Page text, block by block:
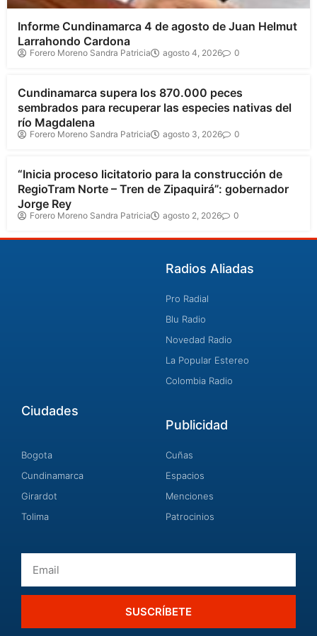
Informe Cundinamarca 4 de agosto de Juan Helmut
Larrahondo Cardona
Forero Moreno Sandra Patricia agosto 4, 2026 0
Cundinamarca
Cundinamarca supera los 870.000 peces
sembrados para recuperar las especies nativas del
río Magdalena
Forero Moreno Sandra Patricia agosto 3, 2026 0
Cundinamarca
“Inicia proceso licitatorio para la construcción de
RegioTram Norte – Tren de Zipaquirá”: gobernador
Jorge Rey
Forero Moreno Sandra Patricia agosto 2, 2026 0
Radios Aliadas
Pro Radial
Blu Radio
Novedad Radio
La Popular Estereo
Colombia Radio
Ciudades
Bogota
Cundinamarca
Girardot
Tolima
Publicidad
Cuñas
Espacios
Menciones
Patrocinios
SUSCRÍBETE